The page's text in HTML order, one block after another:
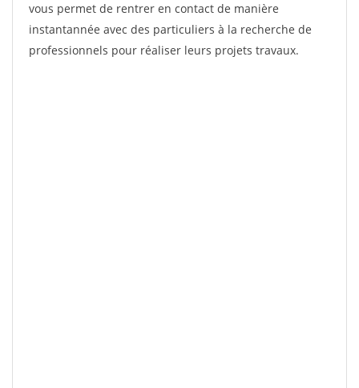
vous permet de rentrer en contact de manière
instantannée avec des particuliers à la recherche de
professionnels pour réaliser leurs projets travaux.